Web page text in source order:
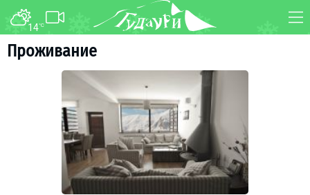
14°C
Проживание
ФОРУМ
WEBCAM
ТРАНСФЕР
О курорте
Схема трасс
Ски-пасс
Инструкторы
Прокат
Ски-сервис